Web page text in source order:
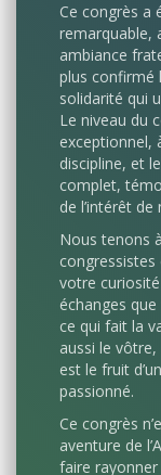
Ce congrès a
remarquable,
ambiance
plus confirmé
solidarité qui
Le niveau du
exceptionnel,
discipline, et
complet,
de l’intérêt
Nous tenons
votre
échanges
ce qui fait la
aussi le vôtre,
est le fruit
passionné.
Ce congrès
aventure de
faire